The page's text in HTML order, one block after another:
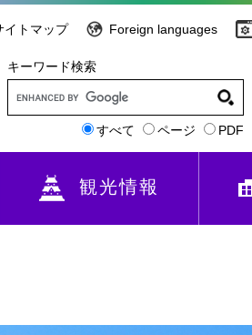
イトマップ Foreign languages
キーワード検索
すべて ページ PDF
観光情報